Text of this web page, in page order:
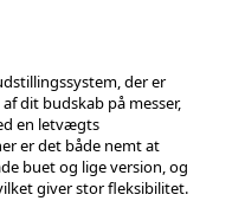
der er
dit budskab på messer,
en letvægts
er det både nemt at
buet og lige version, og
giver stor fleksibilitet.